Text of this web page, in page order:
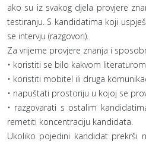
ako su iz svakog djela provjere
testiranju. S kandidatima koji
se intervju (razgovori).
Za vrijeme provjere znanja i
• koristiti se bilo kakvom
• koristiti mobitel ili druga
• napuštati prostoriju u kojoj se
• razgovarati s ostalim
remetiti koncentraciju kandidata.
Ukoliko pojedini kandidat prekrši